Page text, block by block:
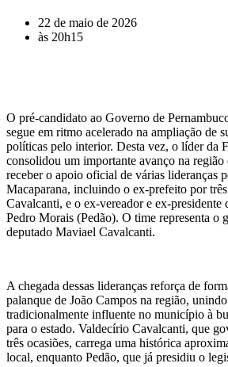
22 de maio de 2026
às 20h15
O pré-candidato ao Governo de
segue em ritmo acelerado na ampliação de
políticas pelo interior. Desta vez, o líder da
consolidou um importante avanço na
receber o apoio oficial de várias lideranças
Macaparana, incluindo o ex-prefeito por
Cavalcanti, e o ex-vereador e ex-presidente
Pedro Morais (Pedão). O time representa o
deputado Maviael Cavalcanti.
A chegada dessas lideranças reforça de
palanque de João Campos na região,
tradicionalmente influente no município à
para o estado. Valdecírio Cavalcanti, que
três ocasiões, carrega uma histórica
local, enquanto Pedão, que já presidiu o